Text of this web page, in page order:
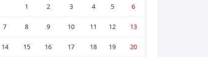
1 2 3 4 5 6
7 8 9 10 11 12 13
14 15 16 17 18 19 20